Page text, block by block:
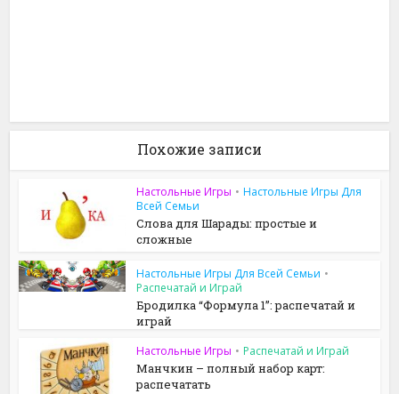
Похожие записи
Настольные Игры • Настольные Игры Для
Всей Семьи
Слова для Шарады: простые и
сложные
Настольные Игры Для Всей Семьи •
Распечатай и Играй
Бродилка “Формула 1”: распечатай и
играй
Настольные Игры • Распечатай и Играй
Манчкин – полный набор карт:
распечатать